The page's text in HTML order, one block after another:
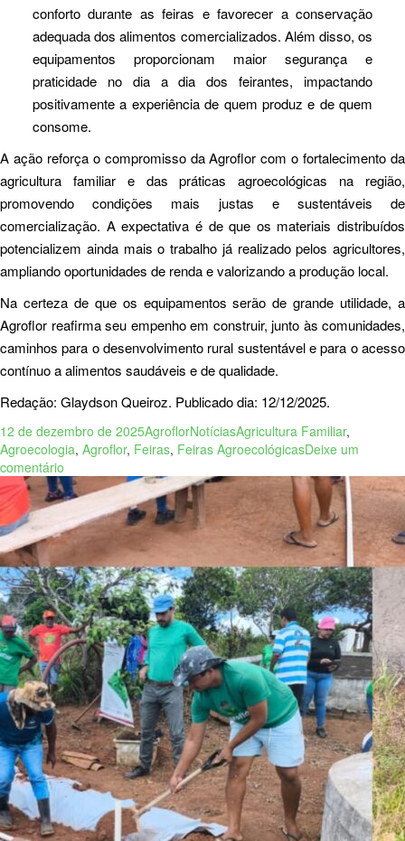
conforto durante as feiras e favorecer a conservação
adequada dos alimentos comercializados. Além disso, os
equipamentos proporcionam maior segurança e
praticidade no dia a dia dos feirantes, impactando
positivamente a experiência de quem produz e de quem
consome.
A ação reforça o compromisso da Agroflor com o fortalecimento da
agricultura familiar e das práticas agroecológicas na região,
promovendo condições mais justas e sustentáveis de
comercialização. A expectativa é de que os materiais distribuídos
potencializem ainda mais o trabalho já realizado pelos agricultores,
ampliando oportunidades de renda e valorizando a produção local.
Na certeza de que os equipamentos serão de grande utilidade, a
Agroflor reafirma seu empenho em construir, junto às comunidades,
caminhos para o desenvolvimento rural sustentável e para o acesso
contínuo a alimentos saudáveis e de qualidade.
Redação: Glaydson Queiroz. Publicado dia: 12/12/2025.
12 de dezembro de 2025AgroflorNotíciasAgricultura Familiar,
Agroecologia, Agroflor, Feiras, Feiras AgroecológicasDeixe um
comentário